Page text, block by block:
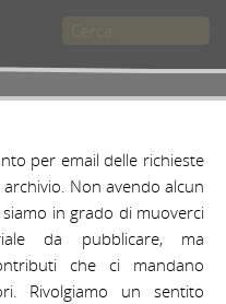
per email delle richieste
Non avendo alcun
in grado di muoverci
da pubblicare, ma
che ci mandano
Rivolgiamo un sentito